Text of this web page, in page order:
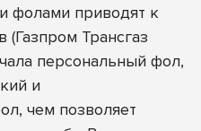
фолами приводят к
(Газпром Трансгаз
персональный фол,
и
чем позволяет